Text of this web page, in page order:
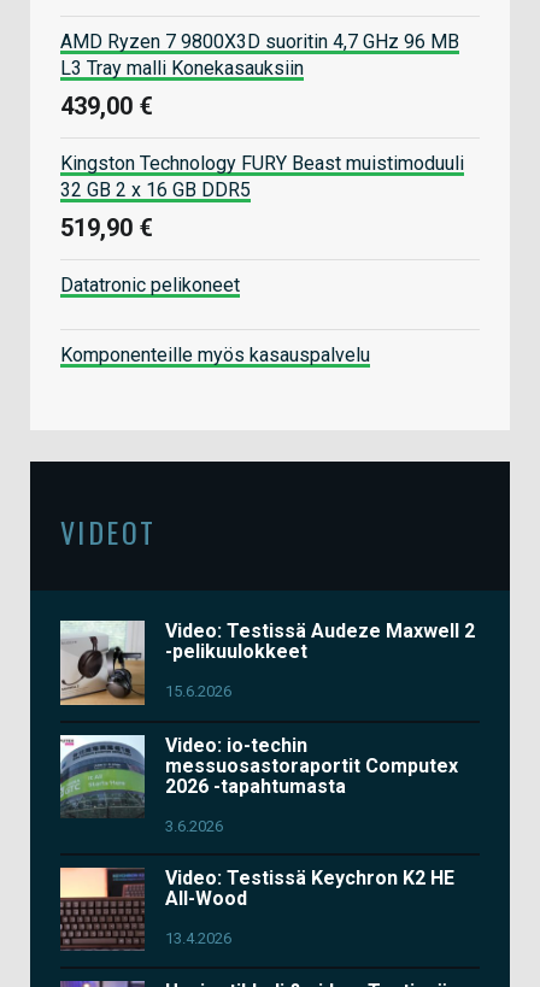
AMD Ryzen 7 9800X3D suoritin 4,7 GHz 96 MB
L3 Tray malli Konekasauksiin
439,00 €
Kingston Technology FURY Beast muistimoduuli
32 GB 2 x 16 GB DDR5
519,90 €
Datatronic pelikoneet
Komponenteille myös kasauspalvelu
VIDEOT
Video: Testissä Audeze Maxwell 2
-pelikuulokkeet
15.6.2026
Video: io-techin
messuosastoraportit Computex
2026 -tapahtumasta
3.6.2026
Video: Testissä Keychron K2 HE
All-Wood
13.4.2026